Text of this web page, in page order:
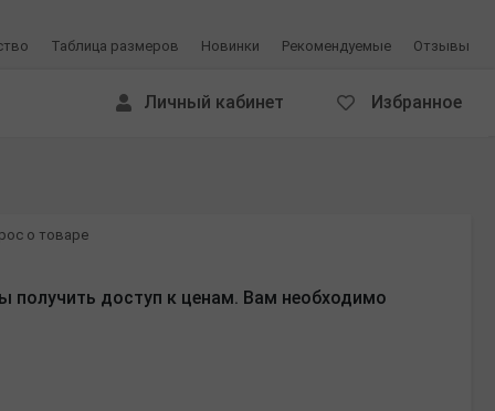
Таблица размеров Новинки Рекомендуемые Отзывы
Избранное
Личный кабинет
о товаре
получить доступ к ценам. Вам необходимо